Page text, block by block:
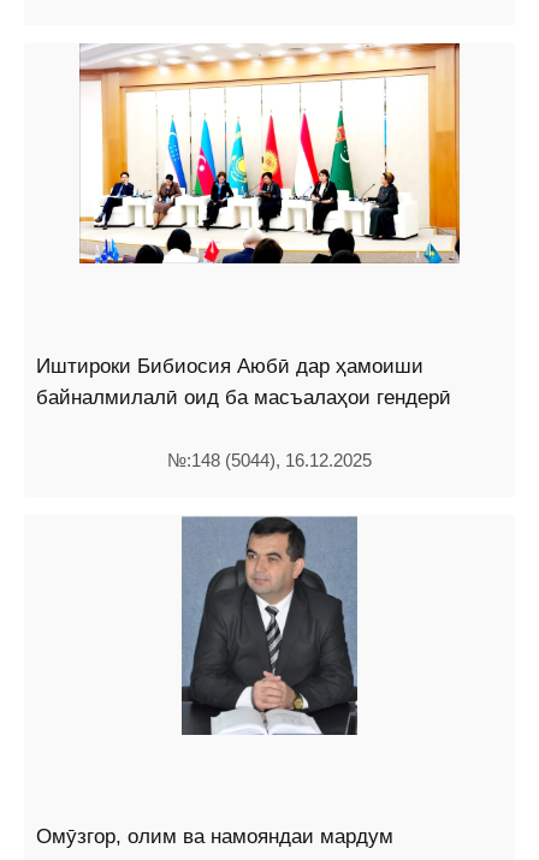
Иштироки Бибиосия Аюбӣ дар ҳамоиши
байналмилалӣ оид ба масъалаҳои гендерӣ
№:148 (5044), 16.12.2025
Омӯзгор, олим ва намояндаи мардум